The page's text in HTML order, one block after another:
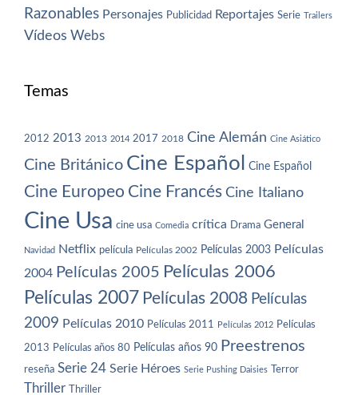
Razonables Personajes Publicidad Reportajes Serie Trailers
Vídeos Webs
Temas
2012 2013 2013 2014 2017 2018 Cine Alemán Cine Asiático
Cine Británico Cine Español Cine Español
Cine Europeo Cine Francés Cine Italiano
Cine Usa cine usa Comedia crítica Drama General
Navidad Netflix película Películas 2002 Películas 2003 Películas
2004 Películas 2005 Películas 2006
Películas 2007 Películas 2008 Películas
2009 Películas 2010 Películas 2011 Películas 2012 Películas
2013 Películas años 80 Películas años 90 Preestrenos
reseña Serie 24 Serie Héroes Serie Pushing Daisies Terror
Thriller Thriller